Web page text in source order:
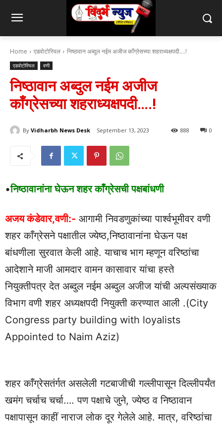
Home एडवोटोरियल निष्ठावान अब्दुल नईम अजीज काँग्रेसच्या शहराध्यक्षपदी....!
एडवोटोरियल वणी
निष्ठावान अब्दुल नईम अजीज
काँग्रेसच्या शहराध्यक्षपदी….!
By Vidharbh News Desk September 13, 2023 0
888
•निष्ठावानांना घेऊन शहर काँग्रेसची पक्षबांधणी
अजय कंडेवार,वणी:- आगामी निवडणुकांच्या पार्श्वभूमीवर वणी
शहर काँग्रेसने पक्षातील ज्येष्ठ,निष्ठावानांना घेऊन पक्ष
बांधणीला सुरवात केली आहे. याचाच भाग म्हणून वरिष्ठांचा
आदेशाने माजी आमदार वामन कासावार यांचा हस्ते
नियुक्तीपत्र देत अब्दुल नईम अब्दुल अजीज यांची अल्पसंख्याक
विभाग वणी शहर अध्यक्षपदी नियुक्ती करण्यात आली .(City
Congress party building with loyalists
Appointed to Naim Aziz)
शहर काँग्रेसतंर्गत असलेली गटबाजीची गल्लीपासून दिल्लीपर्यंत
खमंग चर्चाच चर्चा…. पण पक्षाचे जुने, ज्येष्ठ व निष्ठावान
पक्षापासून काहीं नाराज लोक दूर गेलेले आहे. मात्र, वरिष्ठांचा